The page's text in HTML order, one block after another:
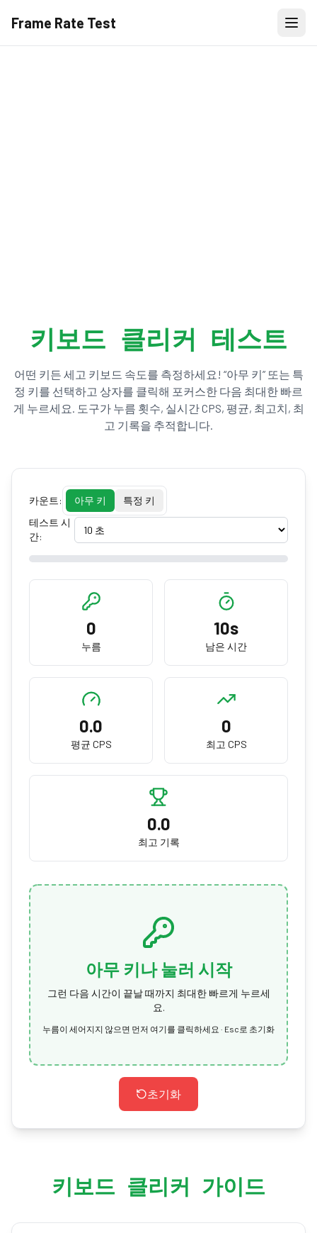
Frame Rate Test
키보드 클리커 테스트
어떤 키든 세고 키보드 속도를 측정하세요! “아무 키” 또는 특
정 키를 선택하고 상자를 클릭해 포커스한 다음 최대한 빠르
게 누르세요. 도구가 누름 횟수, 실시간 CPS, 평균, 최고치, 최
고 기록을 추적합니다.
카운트: 아무 키
특정 키
테스트 시
간:
0
누름
10s
남은 시간
0.0
평균 CPS
0
최고 CPS
0.0
최고 기록
아무 키나 눌러 시작
그런 다음 시간이 끝날 때까지 최대한 빠르게 누르세
요.
누름이 세어지지 않으면 먼저 여기를 클릭하세요 · Esc로 초기화
초기화
키보드 클리커 가이드